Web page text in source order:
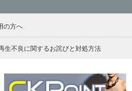
の方へ
生不良に関するお詫びと対処方法